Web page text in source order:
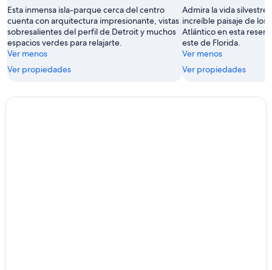
Esta inmensa isla-parque cerca del centro
cuenta con arquitectura impresionante, vistas
sobresalientes del perfil de Detroit y muchos
espacios verdes para relajarte.
Ver menos
Ver propiedades
Admira la vida silvestre
increíble paisaje de los
Atlántico en esta
este de Florida.
Ver menos
Ver propiedades